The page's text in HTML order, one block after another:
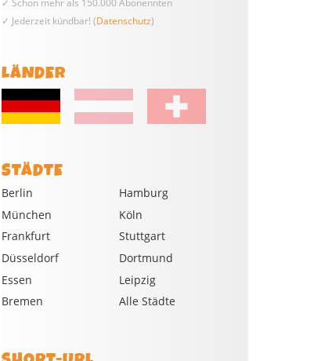
✓ Schon mehr als 150.000 Abonennten
✓ Jederzeit kündbar! (Datenschutz)
LÄNDER
STÄDTE
Berlin
Hamburg
München
Köln
Frankfurt
Stuttgart
Düsseldorf
Dortmund
Essen
Leipzig
Bremen
Alle Städte